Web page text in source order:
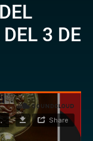
3 DE